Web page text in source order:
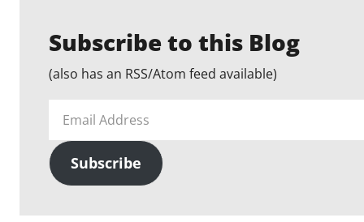
Subscribe to this Blog
(also has an RSS/Atom feed available)
Address
Subscribe